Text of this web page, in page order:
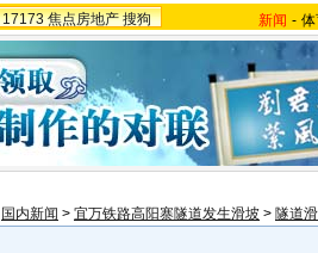
17173 焦点房地产 搜狗 新闻 -
国内新闻 > 宜万铁路高阳寨隧道发生滑坡 > 隧道